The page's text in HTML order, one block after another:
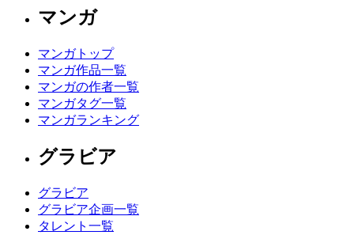
マンガ
マンガトップ
マンガ作品一覧
マンガの作者一覧
マンガタグ一覧
マンガランキング
グラビア
グラビア
グラビア企画一覧
タレント一覧